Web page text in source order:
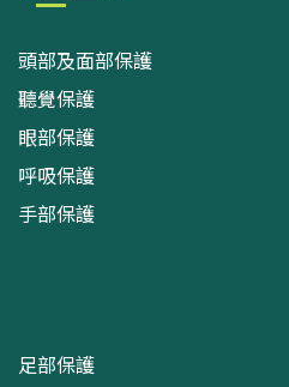
頭部及面部保護
聽覺保護
眼部保護
呼吸保護
手部保護
足部保護